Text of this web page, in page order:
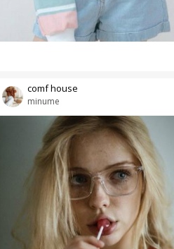
minume
comf house